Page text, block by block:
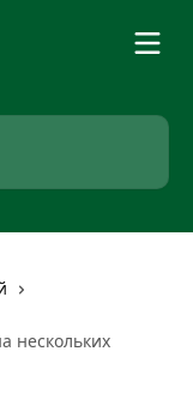
нескольких